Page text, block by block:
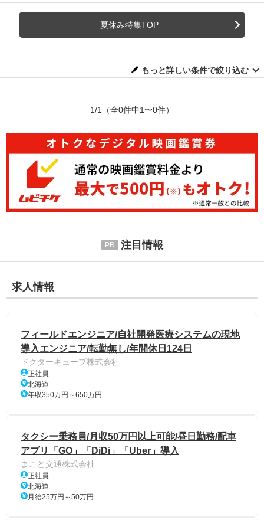
夏休み特集TOP
もっと詳しい条件で絞り込む
1/1 （全0件中1〜0件）
注目情報
求人情報
フィールドエンジニア/自社開発医療システムの現地
導入エンジニア/転勤無し/年間休日124日
ドクターキューブ株式会社
正社員
北海道
年収350万円～650万円
タクシー乗務員/月収50万円以上可能/昼日勤務/配車
アプリ「GO」「DiDi」「Uber」導入
まこと交通株式会社
正社員
北海道
月給25万円～50万円